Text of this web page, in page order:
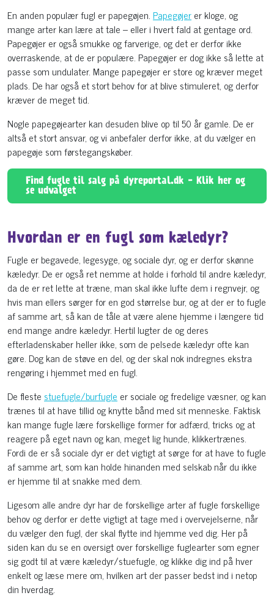
En anden populær fugl er papegøjen.Papegøjerer kloge, og
mange arter kan lære at tale – eller i hvert fald at gentage ord.
Papegøjer er også smukke og farverige, og det er derfor ikke
overraskende, at de er populære. Papegøjer er dog ikke så lette at
passe som undulater. Mange papegøjer er store og kræver meget
plads. De har også et stort behov for at blive stimuleret, og derfor
kræver de meget tid.
Nogle papegøjearter kan desuden blive op til 50 år gamle. De er
altså et stort ansvar, og vi anbefaler derfor ikke, at du vælger en
papegøje som førstegangskøber.
Find fugle til salg på dyreportal.dk - Klik her og
se udvalget
Hvordan er en fugl som kæledyr?
Fugle er begavede, legesyge, og sociale dyr, og er derfor skønne
kæledyr. De er også ret nemme at holde i forhold til andre kæledyr,
da de er ret lette at træne, man skal ikke lufte dem i regnvejr, og
hvis man ellers sørger for en god størrelse bur, og at der er to fugle
af samme art, så kan de tåle at være alene hjemme i længere tid
end mange andre kæledyr. Hertil lugter de og deres
efterladenskaber heller ikke, som de pelsede kæledyr ofte kan
gøre. Dog kan de støve en del, og der skal nok indregnes ekstra
rengøring i hjemmet med en fugl.
De fleste stuefugle/burfugle er sociale og fredelige væsner, og kan
trænes til at have tillid og knytte bånd med sit menneske. Faktisk
kan mange fugle lære forskellige former for adfærd, tricks og at
reagere på eget navn og kan, meget lig hunde, klikkertrænes.
Fordi de er så sociale dyr er det vigtigt at sørge for at have to fugle
af samme art, som kan holde hinanden med selskab når du ikke
er hjemme til at snakke med dem.
Ligesom alle andre dyr har de forskellige arter af fugle forskellige
behov og derfor er dette vigtigt at tage med i overvejelserne, når
du vælger den fugl, der skal flytte ind hjemme ved dig. Her på
siden kan du se en oversigt over forskellige fuglearter som egner
sig godt til at være kæledyr/stuefugle, og klikke dig ind på hver
enkelt og læse mere om, hvilken art der passer bedst ind i netop
din hverdag.